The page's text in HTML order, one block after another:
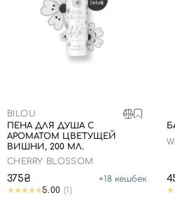
BILOU
ПЕНА ДЛЯ ДУША С
АРОМАТОМ ЦВЕТУЩЕЙ
ВИШНИ, 200 МЛ.
CHERRY BLOSSOM
375₴ +18 кешбек
5.00 (1)